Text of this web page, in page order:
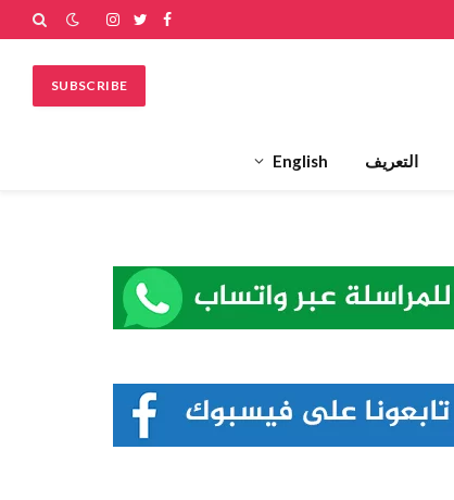
فيسبوك
تويترالانستغرام
SUBSCRIBE
التعريف English